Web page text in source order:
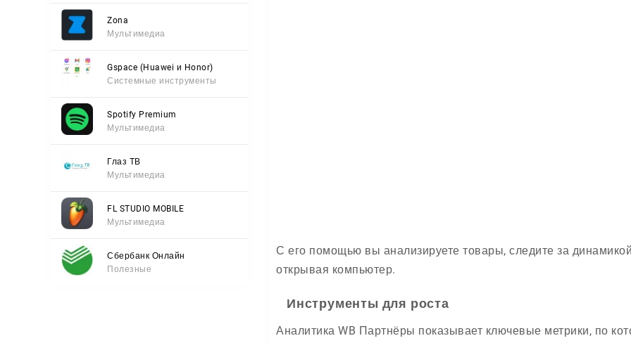
Zona
Мультимедиа
Gspace (Huawei и Honor)
Системные инструменты
Spotify Premium
Мультимедиа
Глаз ТВ
Мультимедиа
FL STUDIO MOBILE
Мультимедиа
Сбербанк Онлайн
Полезные
С его помощью вы анализируете товары, следите за
открывая компьютер.
Инструменты для роста
Аналитика WB Партнёры показывает ключевые метрики, по